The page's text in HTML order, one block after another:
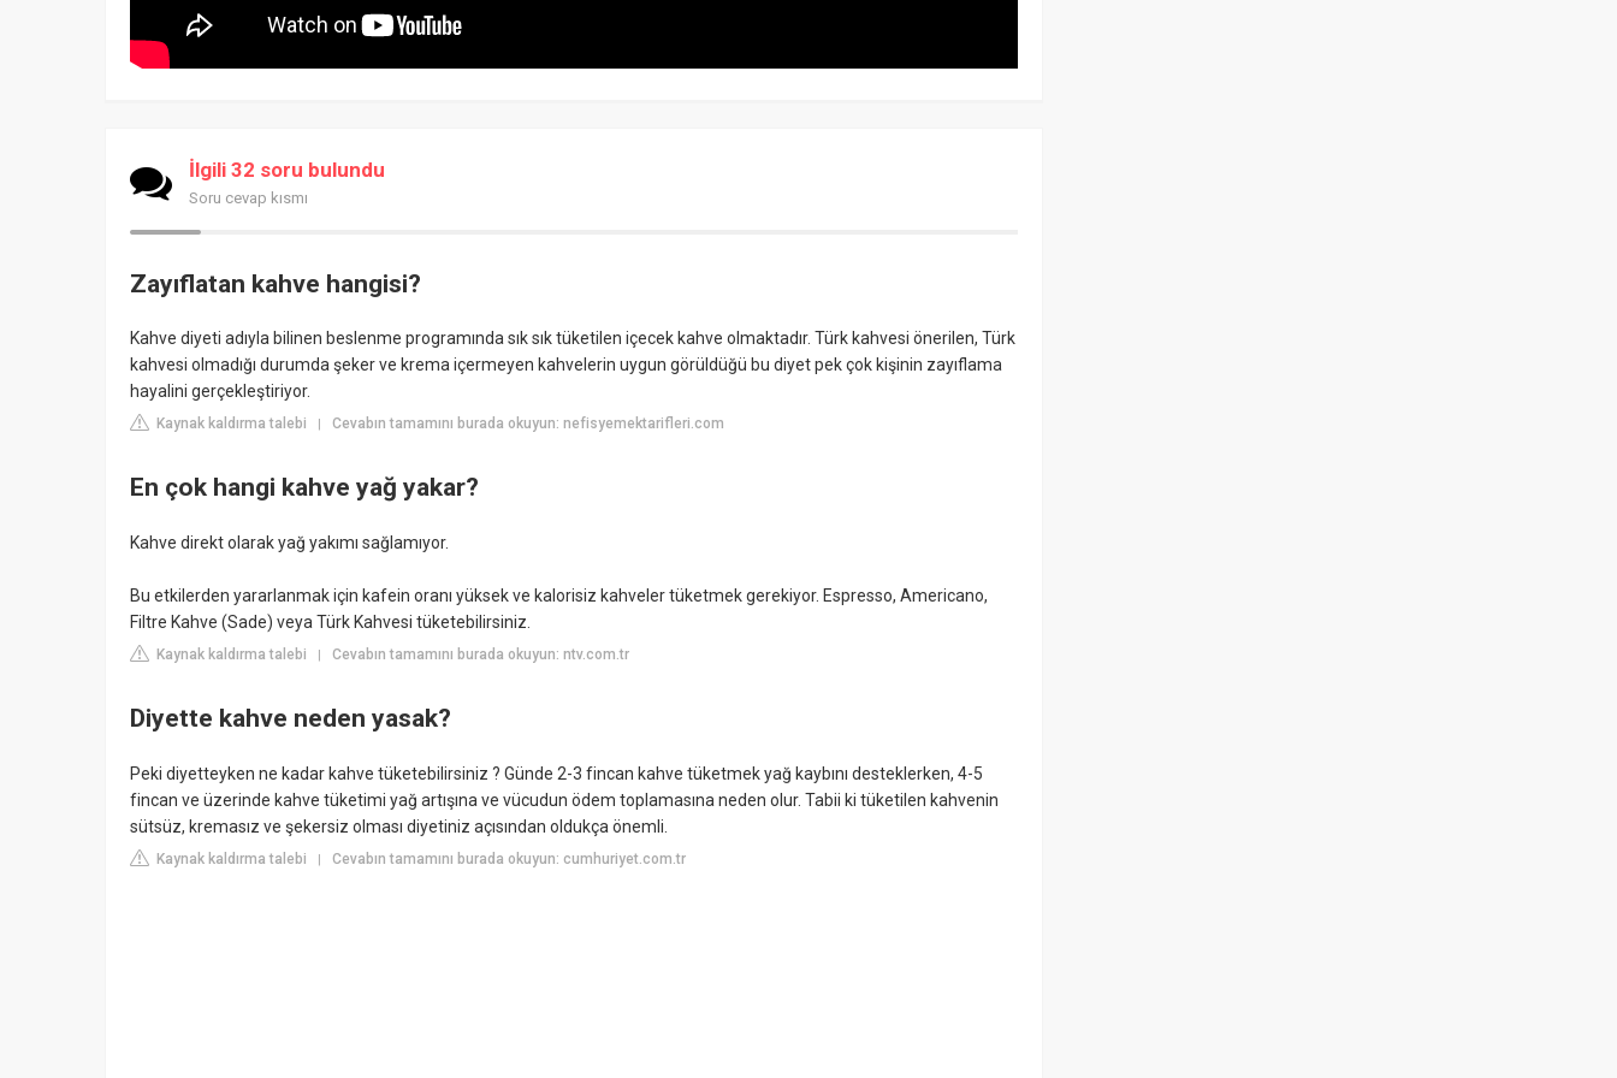
İlgili 32 soru bulundu
Soru cevap kısmı
Zayıflatan kahve hangisi?
Kahve diyeti adıyla bilinen beslenme programında sık sık tüketilen içecek kahve olmaktadır. Türk kahvesi önerilen, Türk
kahvesi olmadığı durumda şeker ve krema içermeyen kahvelerin uygun görüldüğü bu diyet pek çok kişinin zayıflama
hayalini gerçekleştiriyor.
Kaynak kaldırma talebi | Cevabın tamamını burada okuyun: nefisyemektarifleri.com
En çok hangi kahve yağ yakar?
Kahve direkt olarak yağ yakımı sağlamıyor.
Bu etkilerden yararlanmak için kafein oranı yüksek ve kalorisiz kahveler tüketmek gerekiyor. Espresso, Americano,
Filtre Kahve (Sade) veya Türk Kahvesi tüketebilirsiniz.
Kaynak kaldırma talebi | Cevabın tamamını burada okuyun: ntv.com.tr
Diyette kahve neden yasak?
Peki diyetteyken ne kadar kahve tüketebilirsiniz ? Günde 2-3 fincan kahve tüketmek yağ kaybını desteklerken, 4-5
fincan ve üzerinde kahve tüketimi yağ artışına ve vücudun ödem toplamasına neden olur. Tabii ki tüketilen kahvenin
sütsüz, kremasız ve şekersiz olması diyetiniz açısından oldukça önemli.
Kaynak kaldırma talebi | Cevabın tamamını burada okuyun: cumhuriyet.com.tr